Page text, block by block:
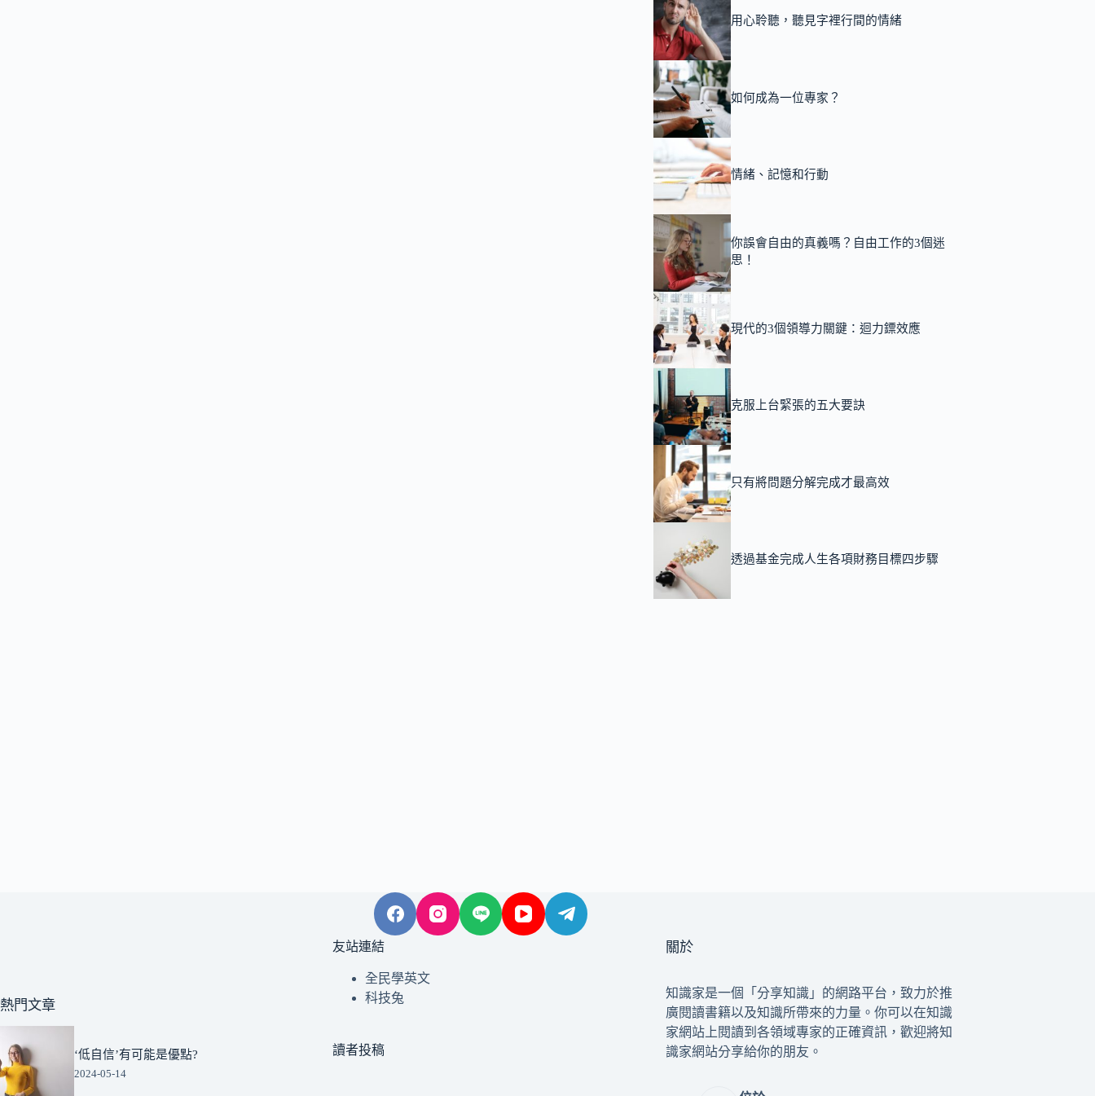
用心聆聽，聽見字裡行間的情緒
如何成為一位專家？
情緒、記憶和行動
你誤會自由的真義嗎？自由工作的3個迷
思！
現代的3個領導力關鍵：迴力鏢效應
克服上台緊張的五大要訣
只有將問題分解完成才最高效
透過基金完成人生各項財務目標四步驟
熱門文章
‘低自信’有可能是優點?
2024-05-14
友站連結
全民學英文
科技兔
讀者投稿
關於
知識家是一個「分享知識」的網路平台，致力於推
廣閱讀書籍以及知識所帶來的力量。你可以在知識
家網站上閱讀到各領域專家的正確資訊，歡迎將知
識家網站分享給你的朋友。